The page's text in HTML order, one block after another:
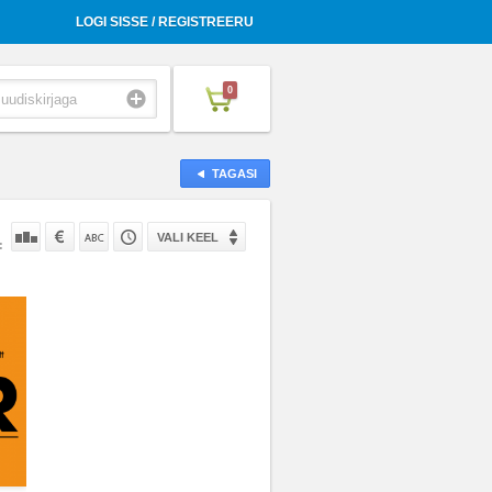
LOGI SISSE / REGISTREERU
0
TAGASI
VALI KEEL